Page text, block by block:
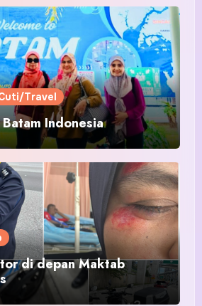
Travel
Indonesia
di depan Maktab